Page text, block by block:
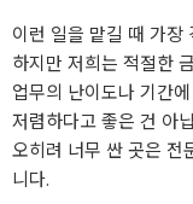
이런 일을 맡길 때 가장
하지만 저희는 적절한
업무의 난이도나 기간
저렴하다고 좋은 건 아
오히려 너무 싼 곳은 전
니다.